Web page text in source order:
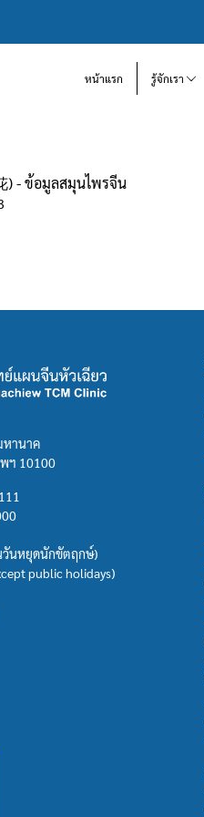
หน้าแรก รู้จักเรา
) - ข้อมูลสมุนไพรจีน
หานาค
ฯ 10100
วันหยุดนักขัตฤกษ์)
public holidays)